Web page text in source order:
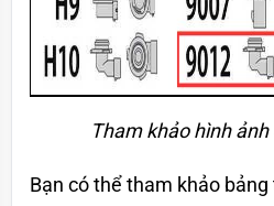
Tham khảo hình
Bạn có thể tham khảo